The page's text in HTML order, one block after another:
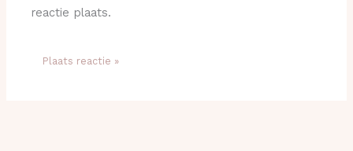
reactie plaats.